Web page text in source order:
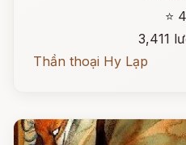
⭐
3,411
Thần thoại Hy Lạp